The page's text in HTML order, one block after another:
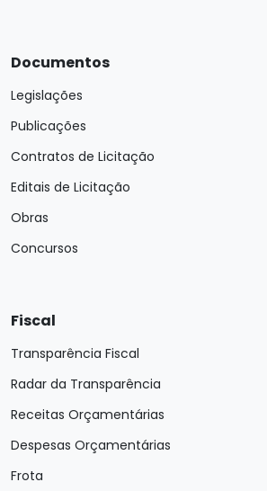
Documentos
Legislações
Publicações
Contratos de Licitação
Editais de Licitação
Obras
Concursos
Fiscal
Transparência Fiscal
Radar da Transparência
Receitas Orçamentárias
Despesas Orçamentárias
Frota